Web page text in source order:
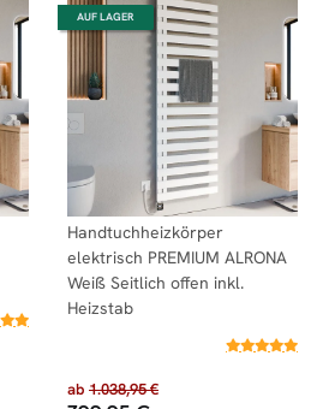
AUF LAGER
Handtuchheizkörper
elektrisch PREMIUM ALRONA
Weiß Seitlich offen inkl.
Heizstab
ab 1.038,95 €